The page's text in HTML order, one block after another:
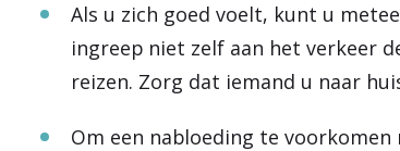
Als u zich goed voelt, kunt u
ingreep niet zelf aan het verkeer
reizen. Zorg dat iemand u naar
Om een nabloeding te